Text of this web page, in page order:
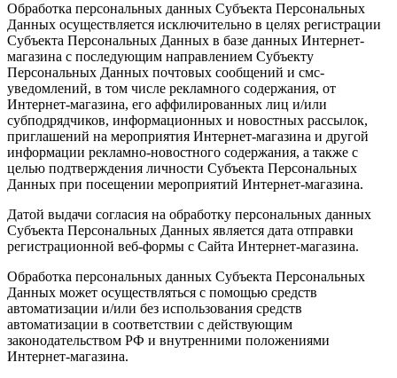
Обработка персональных данных Субъекта Персональных
Данных осуществляется исключительно в целях регистрации
Субъекта Персональных Данных в базе данных Интернет-
магазина с последующим направлением Субъекту
Персональных Данных почтовых сообщений и смс-
уведомлений, в том числе рекламного содержания, от
Интернет-магазина, его аффилированных лиц и/или
субподрядчиков, информационных и новостных рассылок,
приглашений на мероприятия Интернет-магазина и другой
информации рекламно-новостного содержания, а также с
целью подтверждения личности Субъекта Персональных
Данных при посещении мероприятий Интернет-магазина.
Датой выдачи согласия на обработку персональных данных
Субъекта Персональных Данных является дата отправки
регистрационной веб-формы с Сайта Интернет-магазина.
Обработка персональных данных Субъекта Персональных
Данных может осуществляться с помощью средств
автоматизации и/или без использования средств
автоматизации в соответствии с действующим
законодательством РФ и внутренними положениями
Интернет-магазина.